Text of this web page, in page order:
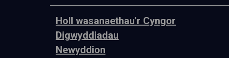
Holl wasanaethau'r Cyngor
Digwyddiadau
Newyddion